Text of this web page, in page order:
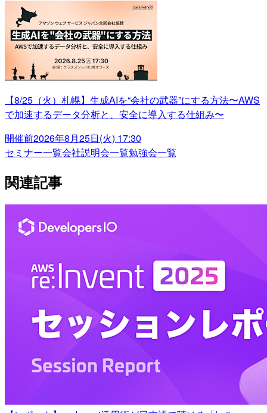
【8/25（火）札幌】生成AIを“会社の武器”にする方法〜AWS
で加速するデータ分析と、安全に導入する仕組み〜
開催前2026年8月25日(火) 17:30
セミナー一覧会社説明会一覧勉強会一覧
関連記事